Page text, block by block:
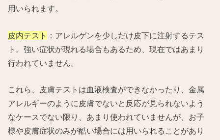
用いられます。
皮内テスト
：アレルゲンを少しだけ皮下に注射するテス
ト。強い症状が現れる場合もあるため、現在ではあまり
行われていません。
これら、皮膚テストは血液検査ができなかったり、金属
アレルギーのように皮膚でないと反応が見られないよう
なケースでない限り、あまり使われていませんが、お子
様や皮膚症状のみが酷い場合には用いられることがあり